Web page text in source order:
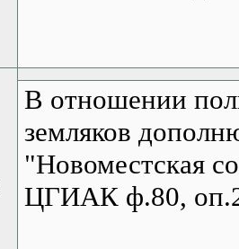
В отношении
земляков
"Новоместская
ЦГИАК ф.80,